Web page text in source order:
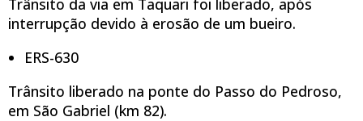
Trânsito da via em Taquari foi liberado, após
interrupção devido à erosão de um bueiro.
ERS-630
Trânsito liberado na ponte do Passo do Pedroso,
em São Gabriel (km 82).